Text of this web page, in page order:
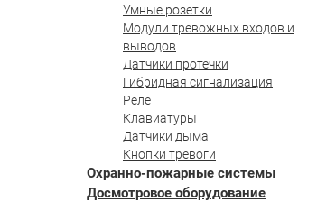
Умные розетки
Модули тревожных входов и
выводов
Датчики протечки
Гибридная сигнализация
Реле
Клавиатуры
Датчики дыма
Кнопки тревоги
Охранно-пожарные системы
Досмотровое оборудование